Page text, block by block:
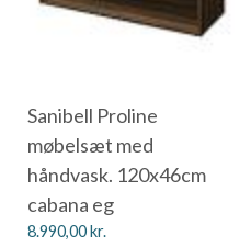
Sanibell Proline
møbelsæt med
håndvask. 120x46cm
cabana eg
8.990,00kr.